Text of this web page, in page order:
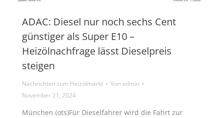
ADAC: Diesel nur noch sechs Cent
günstiger als Super E10 –
Heizölnachfrage lässt Dieselpreis
steigen
Nachrichten zum Heizölmarkt Vonadmin
November 21, 2024
München (ots)Für Dieselfahrer wird die Fahrt zur